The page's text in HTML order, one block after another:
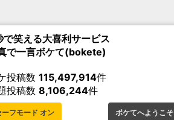
で笑える大喜利サービス
で一言ボケて(bokete)
投稿数 115,497,914件
投稿数 8,106,244件
ーフモード オン ボケてへようこそ